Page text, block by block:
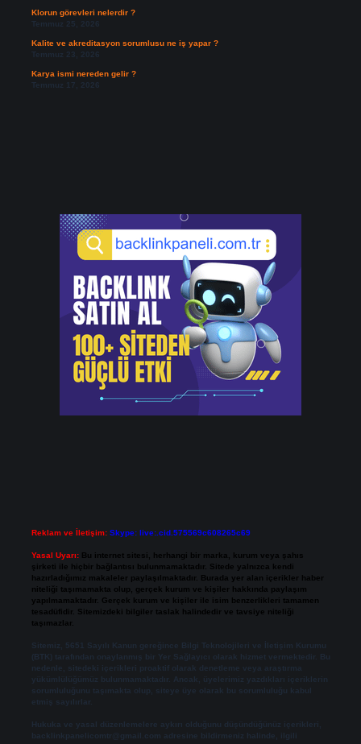
Klorun görevleri nelerdir ?
Temmuz 25, 2026
Kalite ve akreditasyon sorumlusu ne iş yapar ?
Temmuz 23, 2026
Karya ismi nereden gelir ?
Temmuz 17, 2026
Reklam ve İletişim: Skype: live:.cid.575569c608265c69
Yasal Uyarı: Bu internet sitesi, herhangi bir marka, kurum veya şahıs
şirketi ile hiçbir bağlantısı bulunmamaktadır. Sitede yalnızca kendi
hazırladığımız makaleler paylaşılmaktadır. Burada yer alan içerikler haber
niteliği taşımamakta olup, gerçek kurum ve kişiler hakkında paylaşım
yapılmamaktadır. Gerçek kurum ve kişiler ile isim benzerlikleri tamamen
tesadüfidir. Sitemizdeki bilgiler taslak halindedir ve tavsiye niteliği
taşımazlar.
Sitemiz, 5651 Sayılı Kanun gereğince Bilgi Teknolojileri ve İletişim Kurumu
(BTK) tarafından onaylanmış bir Yer Sağlayıcı olarak hizmet vermektedir. Bu
nedenle, sitedeki içerikleri proaktif olarak denetleme veya araştırma
yükümlülüğümüz bulunmamaktadır. Ancak, üyelerimiz yazdıkları içeriklerin
sorumluluğunu taşımakta olup, siteye üye olarak bu sorumluluğu kabul
etmiş sayılırlar.
Hukuka ve yasal düzenlemelere aykırı olduğunu düşündüğünüz içerikleri,
backlinkpanelicomtr@gmail.com adresine bildirmeniz halinde, ilgili